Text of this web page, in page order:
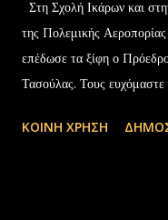
Στη Σχολή Ικάρων και
της Πολεμικής
επέδωσε τα ξίφη ο
Τασούλας. Τους ευχόμαστε
pic.twitter.com/
ΚΟΙΝΉ ΧΡΉΣΗ